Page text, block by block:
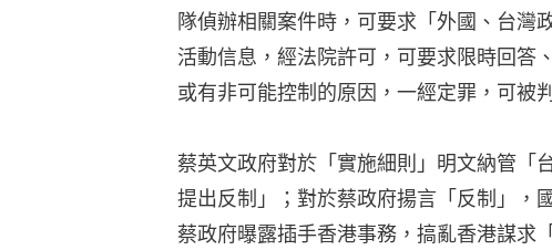
隊偵辦相關案件時，可要求「外國、台灣
活動信息，經法院許可，可要求限時回答
或有非可能控制的原因，一經定罪，可被
蔡英文政府對於「實施細則」明文納管「
提出反制」；對於蔡政府揚言「反制」，
蔡政府曝露插手香港事務，搞亂香港謀求